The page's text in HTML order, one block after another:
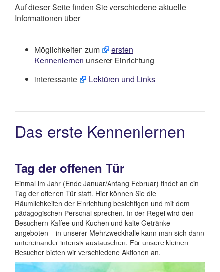
Auf dieser Seite finden Sie verschiedene aktuelle
Informationen über
Möglichkeiten zum ersten
Kennenlernen unserer Einrichtung
interessante
Lektüren und Links
Das erste Kennenlernen
Tag der offenen Tür
Einmal im Jahr (Ende Januar/Anfang Februar) findet an ein
Tag der offenen Tür statt. Hier können Sie die
Räumlichkeiten der Einrichtung besichtigen und mit dem
pädagogischen Personal sprechen. In der Regel wird den
Besuchern Kaffee und Kuchen und kalte Getränke
angeboten – in unserer Mehrzweckhalle kann man sich dann
untereinander intensiv austauschen. Für unsere kleinen
Besucher bieten wir verschiedene Aktionen an.